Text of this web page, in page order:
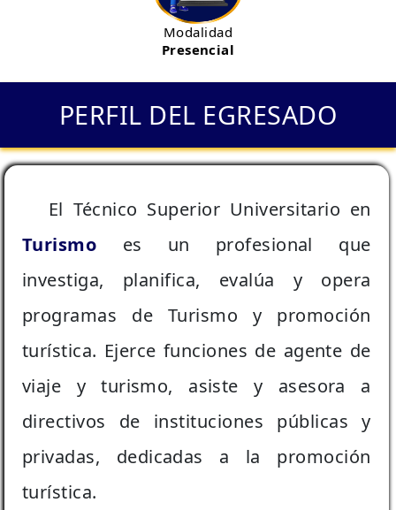
Administración Tributaria
Administración de Personal
Higiene y Seguridad Industrial
Sistemas de Mantenimiento
Componente Docente
Gestión de Riesgos
Marketing Digital
Gerencia de Talento Humano
PNL en la organización
Humor y standup comedy
Excel Intermedio
Trabajo Especial de Grado
Acerca de
Biblioteca Digital
Modalidad
Presencial
PERFIL DEL EGRESADO
El Técnico Superior Universitario en
Turismo es un profesional que
investiga, planifica, evalúa y opera
programas de Turismo y promoción
turística. Ejerce funciones de agente de
viaje y turismo, asiste y asesora a
directivos de instituciones públicas y
privadas, dedicadas a la promoción
turística.